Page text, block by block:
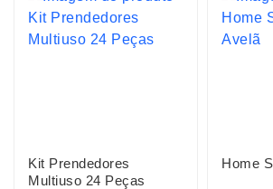
Kit Prendedores
Multiuso 24 Peças
Home